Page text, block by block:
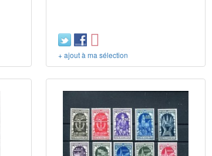
+ ajout à ma sélection